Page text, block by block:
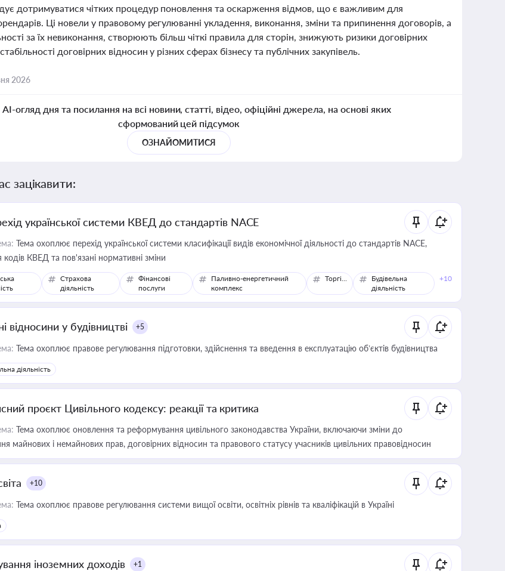
дотримуватися чітких процедур поновлення та оскарження відмов, що є важливим для
Ці новели у правовому регулюванні укладення, виконання, зміни та припинення договорів, а
за їх невиконання, створюють більш чіткі правила для сторін, знижують ризики договірних
договірних відносин у різних сферах бізнесу та публічних закупівель.
2026
огляд дня та посилання на всі новини, статті, відео, офіційні джерела, на основі яких
сформований цей підсумок
ОЗНАЙОМИТИСЯ
зацікавити:
української системи КВЕД до стандартів NACE
Тема охоплює перехід української системи класифікації видів економічної діяльності до стандартів NACE,
кодів КВЕД та пов'язані нормативні зміни
Страхова
діяльність
Фінансові
послуги
Паливно-енергетичний
комплекс
Торгівля
Будівельна
діяльність
+10
відносини у будівництві +5
Тема охоплює правове регулювання підготовки, здійснення та введення в експлуатацію об’єктів будівництва
діяльність
проєкт Цивільного кодексу: реакції та критика
Тема охоплює оновлення та реформування цивільного законодавства України, включаючи зміни до
майнових і немайнових прав, договірних відносин та правового статусу учасників цивільних правовідносин
+10
Тема охоплює правове регулювання системи вищої освіти, освітніх рівнів та кваліфікацій в Україні
іноземних доходів +1